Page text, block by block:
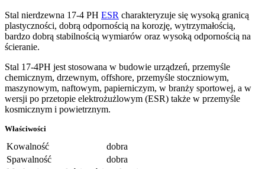
Stal nierdzewna 17-4 PH ESR charakteryzuje się wysoką granicą
plastyczności, dobrą odpornością na korozję, wytrzymałością,
bardzo dobrą stabilnością wymiarów oraz wysoką odpornością na
ścieranie.
Stal 17-4PH jest stosowana w budowie urządzeń, przemyśle
chemicznym, drzewnym, offshore, przemyśle stoczniowym,
maszynowym, naftowym, papierniczym, w branży sportowej, a w
wersji po przetopie elektrożużlowym (ESR) także w przemyśle
kosmicznym i powietrznym.
Właściwości
Kowalność
dobra
Spawalność
dobra